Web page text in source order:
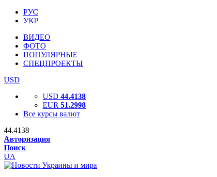
РУС
УКР
ВИДЕО
ФОТО
ПОПУЛЯРНЫЕ
СПЕЦПРОЕКТЫ
USD
USD 44.4138
EUR 51.2998
Все курсы валют
44.4138
Авторизация
Поиск
UA